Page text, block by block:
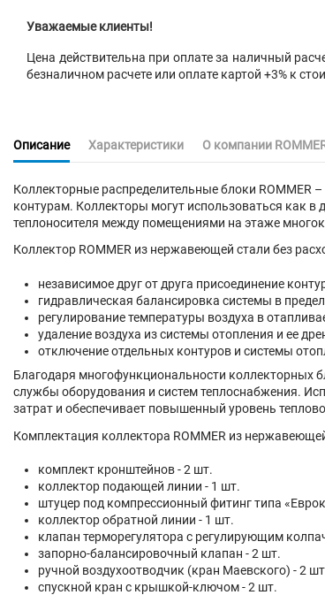
Уважаемые клиенты!
Цена действительна при оплате за наличный
безналичном расчете или оплате картой +3% к
Описание Характеристики О компании
Коллекторные распределительные блоки ROMMER
контурам. Коллекторы могут использоваться как в
теплоносителя между помещениями на этаже
Коллектор ROMMER из нержавеющей стали без
независимое друг от друга присоединение
гидравлическая балансировка системы в
регулирование температуры воздуха в
удаление воздуха из системы отопления и ее
отключение отдельных контуров и системы
Благодаря многофункциональности коллекторных
службы оборудования и систем теплоснабжения.
затрат и обеспечивает повышенный уровень
Комплектация коллектора ROMMER из
комплект кронштейнов - 2 шт.
коллектор подающей линии - 1 шт.
штуцер под компрессионный фитинг типа
коллектор обратной линии - 1 шт.
клапан терморегулятора с регулирующим
запорно-балансировочный клапан - 2 шт.
ручной воздухоотводчик (кран Маевского) - 2
спускной кран с крышкой-ключом - 2 шт.